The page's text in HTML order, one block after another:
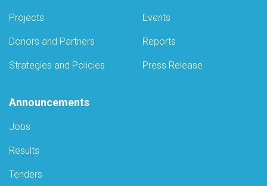
Projects
Donors and Partners
Strategies and Policies
Events
Reports
Press Release
Announcements
Jobs
Results
Tenders